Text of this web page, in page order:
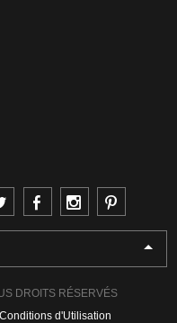
DROITS RÉSERVÉS
Conditions d'Utilisation